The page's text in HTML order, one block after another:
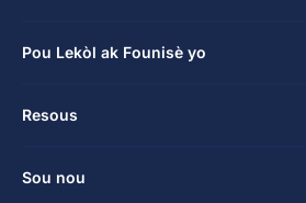
Bousdetid Lekòl Prive
Bousdetid Abilite Inik
Fason pou bay
bay nan espas travay
Pou Lekòl ak Founisè yo
Koneksyon
Resous
Rechèch & Rapò
Sou nou